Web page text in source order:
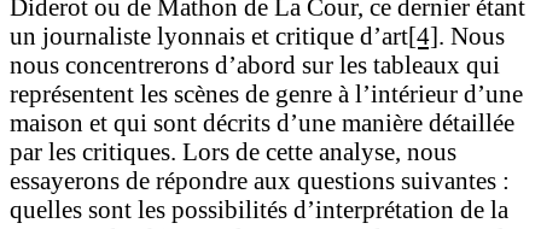
Diderot ou de Mathon de La Cour, ce dernier étant
un journaliste lyonnais et critique d’art[4] . Nous
nous concentrerons d’abord sur les tableaux qui
représentent les scènes de genre à l’intérieur d’une
maison et qui sont décrits d’une manière détaillée
par les critiques. Lors de cette analyse, nous
essayerons de répondre aux questions suivantes :
quelles sont les possibilités d’interprétation de la